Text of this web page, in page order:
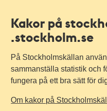
Kakor på
.stockholm.se
På Stockholmskällan
sammanställa statistik och
fungera på ett bra sätt för
Om kakor på